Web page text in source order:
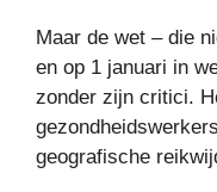
Maar de wet – die
en op 1 januari in
zonder zijn critici.
geografische